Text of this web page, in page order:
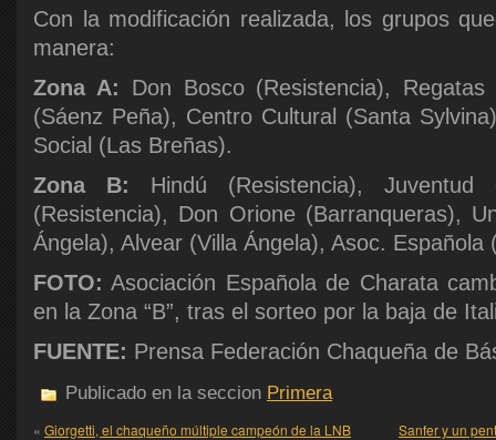
Con la modificación realizada, los grupos
manera:
Zona A: Don Bosco (Resistencia), Regatas
(Sáenz Peña), Centro Cultural (Santa
Social (Las Breñas).
Zona B: Hindú (Resistencia), Juventud
(Resistencia), Don Orione (Barranqueras),
Ángela), Alvear (Villa Ángela), Asoc. Española
FOTO: Asociación Española de Charata
en la Zona “B”, tras el sorteo por la baja de
FUENTE: Prensa Federación Chaqueña de
Publicado en la seccion Primera
« Giorgetti, el chaqueño múltiple campeón de la LNB Sanfer y un